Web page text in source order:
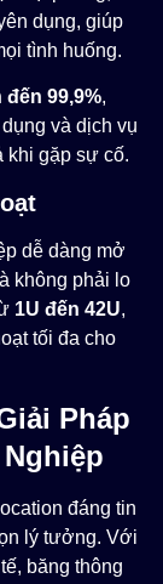
dụng, giúp
tình huống.
đến 99,9%,
và dịch vụ
khi gặp sự cố.​
dễ dàng mở
không phải lo
1U đến 42U,
tối đa cho
Pháp
đáng tin
lý tưởng. Với
băng thông